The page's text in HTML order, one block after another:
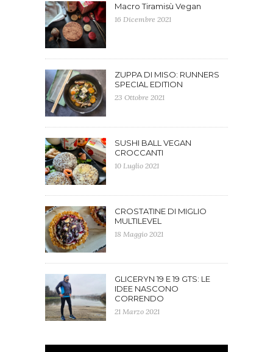
Macro Tiramisù Vegan
16 Dicembre 2021
ZUPPA DI MISO: RUNNERS
SPECIAL EDITION
23 Ottobre 2021
SUSHI BALL VEGAN
CROCCANTI
10 Luglio 2021
CROSTATINE DI MIGLIO
MULTILEVEL
18 Maggio 2021
GLICERYN 19 E 19 GTS: LE
IDEE NASCONO
CORRENDO
21 Marzo 2021